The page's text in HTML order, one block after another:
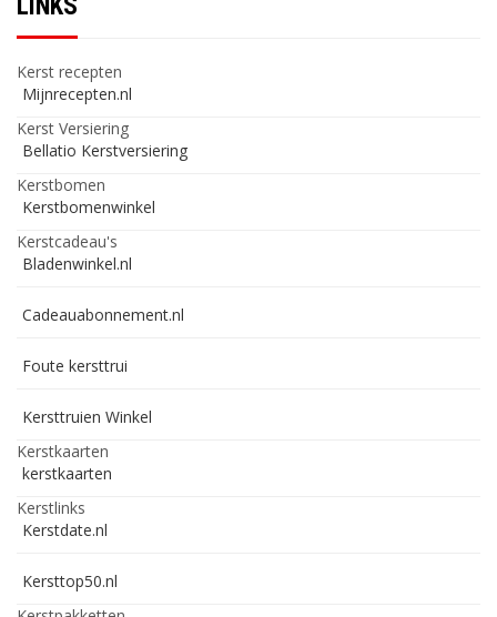
Kerst recepten
Mijnrecepten.nl
Kerst Versiering
Bellatio Kerstversiering
Kerstbomen
Kerstbomenwinkel
Kerstcadeau's
Bladenwinkel.nl
Cadeauabonnement.nl
Foute kersttrui
Kersttruien Winkel
Kerstkaarten
kerstkaarten
Kerstlinks
Kerstdate.nl
Kersttop50.nl